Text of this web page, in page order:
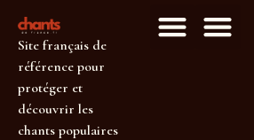
Site français de
référence pour
protéger et
découvrir les
chants populaires